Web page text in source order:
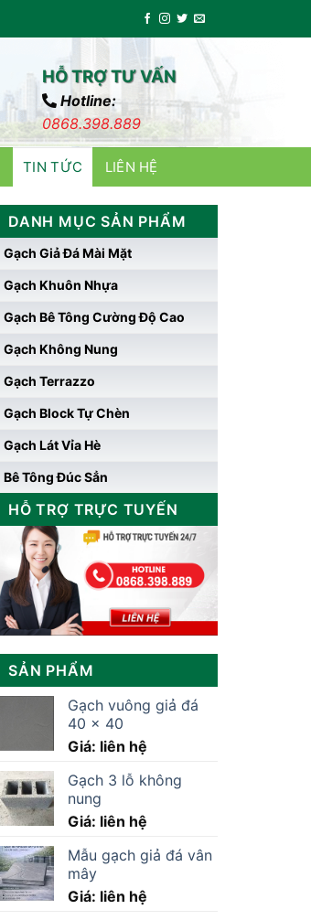
HỖ TRỢ TƯ VẤN
Hotline:
0868.398.889
TIN TỨC LIÊN HỆ
DANH MỤC SẢN PHẨM
Gạch Giả Đá Mài Mặt
Gạch Khuôn Nhựa
Gạch Bê Tông Cường Độ Cao
Gạch Không Nung
Gạch Terrazzo
Gạch Block Tự Chèn
Gạch Lát Vỉa Hè
Bê Tông Đúc Sẳn
HỖ TRỢ TRỰC TUYẾN
SẢN PHẨM
Gạch vuông giả đá
40 x 40
Giá: liên hệ
Gạch 3 lỗ không
nung
Giá: liên hệ
Mẫu gạch giả đá vân
mây
Giá: liên hệ